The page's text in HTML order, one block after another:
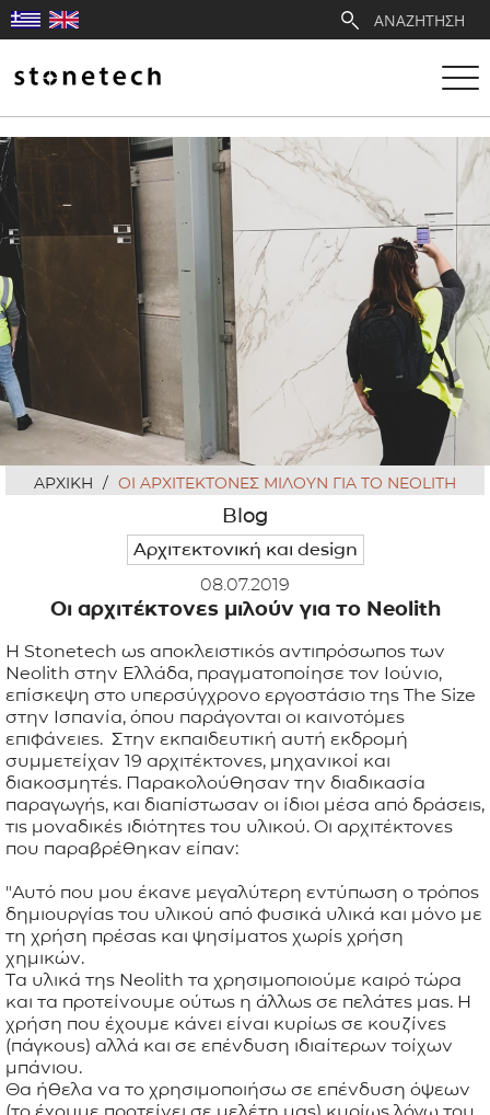
Η ΕΤΑΙΡΕΙΑ
ΥΠΗΡΕΣΙΕΣ
ΛΑΤΟΜΕΙΑ
ΑΝΤΙΠΡΟΣΩΠΕΙΕΣ
ΠΡΟΪΟΝΤΑ
ΕΡΓΑ
ΚΑΤΑΛΟΓΟΣ
BLOG
ΕΠΙΚΟΙΝΩΝΙΑ
ΑΡΧΙΚΗ / ΟΙ ΑΡΧΙΤΕΚΤΟΝΕΣ ΜΙΛΟΥΝ ΓΙΑ ΤΟ NEOLITH
Blog
Αρχιτεκτονική και design
08.07.2019
Οι αρχιτέκτονες μιλούν για το Neolith
Η Stonetech ως αποκλειστικός αντιπρόσωπος των
Neolith στην Ελλάδα, πραγματοποίησε τον Ιούνιο,
επίσκεψη στο υπερσύγχρονο εργοστάσιο της The Size
στην Ισπανία, όπου παράγονται οι καινοτόμες
επιφάνειες. Στην εκπαιδευτική αυτή εκδρομή
συμμετείχαν 19 αρχιτέκτονες, μηχανικοί και
διακοσμητές. Παρακολούθησαν την διαδικασία
παραγωγής, και διαπίστωσαν οι ίδιοι μέσα από δράσεις,
τις μοναδικές ιδιότητες του υλικού. Οι αρχιτέκτονες
που παραβρέθηκαν είπαν:
"Αυτό που μου έκανε μεγαλύτερη εντύπωση ο τρόπος
δημιουργίας του υλικού από φυσικά υλικά και μόνο με
τη χρήση πρέσας και ψησίματος χωρίς χρήση
χημικών.
Τα υλικά της Neolith τα χρησιμοποιούμε καιρό τώρα
και τα προτείνουμε ούτως η άλλως σε πελάτες μας. Η
χρήση που έχουμε κάνει είναι κυρίως σε κουζίνες
(πάγκους) αλλά και σε επένδυση ιδιαίτερων τοίχων
μπάνιου.
Θα ήθελα να το χρησιμοποιήσω σε επένδυση όψεων